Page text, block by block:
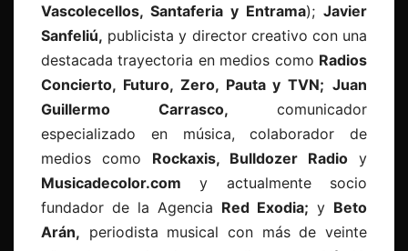
Vascolecellos, Santaferia y Entrama); Javier
Sanfeliú, publicista y director creativo con una
destacada trayectoria en medios como Radios
Concierto, Futuro, Zero, Pauta y TVN; Juan
Guillermo Carrasco, comunicador
especializado en música, colaborador de
medios como Rockaxis, Bulldozer Radio y
Musicadecolor.com y actualmente socio
fundador de la Agencia Red Exodia; y Beto
Arán, periodista musical con más de veinte